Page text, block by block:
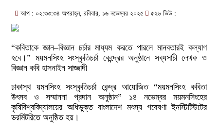
আপ : ০২:৩৩:৩৪ অপরাহ্ন, রবিবার, ১৬ নভেম্বর ২০২৫ ৫২৬ ভিউ :
“কবিতাকে জ্ঞান–বিজ্ঞান চর্চার মাধ্যম করতে পারলে মানবতারই কল্যাণ
হবে।” ময়মনসিংহ সংস্কৃতিচর্চা কেন্দ্রের অনুষ্ঠানে সব্যসাচী লেখক ও
বিজ্ঞান কবি হাসনাইন সাজ্জাদী
ঢাকাস্থ য়মনসিংহ সংস্কৃতিচর্চা কেন্দ্র আয়োজিত “ময়মনসিংহ কবিতা
উৎসব ও সম্মাননা প্রদান অনুষ্ঠান” ১৪ নভেম্বর ময়মনসিংহের
কৃষিবিশ্ববিদ্যালয়ের অধিভুক্ত বাংলাদেশ মৎস্য গবেষণা ইনস্টিটিউটের
ডরমিটরিতে অনুষ্ঠিত হয়।